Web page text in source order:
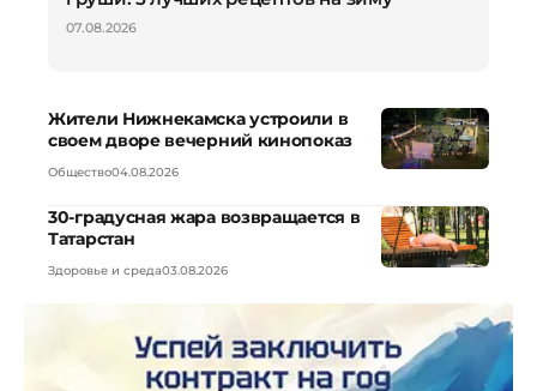
07.08.2026
Жители Нижнекамска устроили в
своем дворе вечерний кинопоказ
Общество04.08.2026
30-градусная жара возвращается в
Татарстан
Здоровье и среда03.08.2026